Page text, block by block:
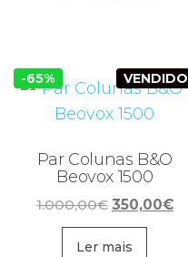
-65% VENDIDO
Par Colunas B&O
Beovox 1500
1.000,00€ O
preço
original
350,00€O
Ler mais